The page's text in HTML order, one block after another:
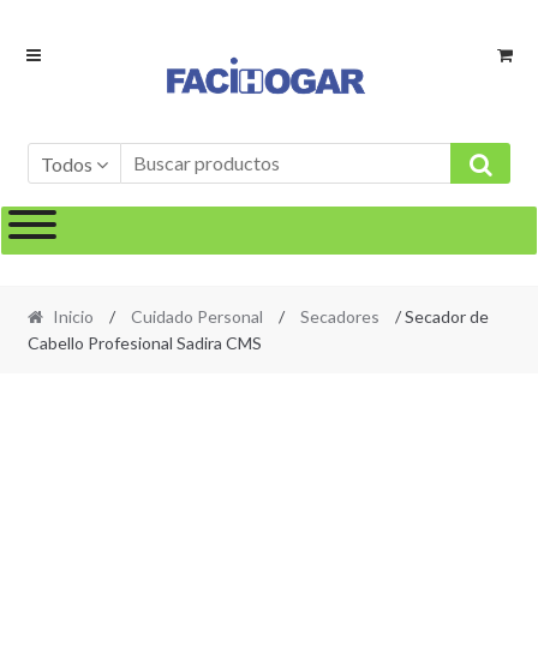
Ir
Ir
Todos
Inicio / Cuidado Personal / Secadores
/ Secador de
Cabello Profesional Sadira CMS